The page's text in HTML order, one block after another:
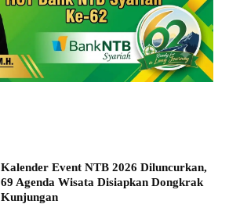
Kalender Event NTB 2026 Diluncurkan,
69 Agenda Wisata Disiapkan Dongkrak
Kunjungan